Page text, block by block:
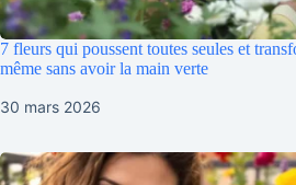
7 fleurs qui poussent toutes seules et
même sans avoir la main verte
30 mars 2026